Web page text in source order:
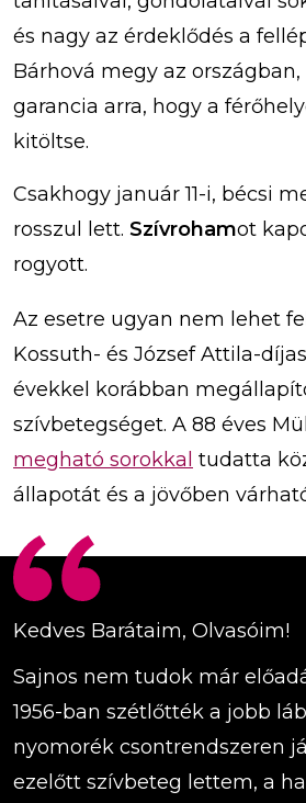
és nagy az érdeklődés a
Bárhová megy az
garancia arra, hogy a
kitöltse.
Csakhogy január 11-i, bécsi
rosszul lett. Szívrohamot
rogyott.
Az esetre ugyan nem lehet
Kossuth- és József Attila-
évekkel korábban
szívbetegséget. A 88 éves
megható sorokkal tudatta
állapotát és a jövőben
Kedves Barátaim, Olvasóim!
Sajnos nem tudok már
1956-ban szétlőtték a jobb
nyomorék csontrendszeren
ezelőtt szívbeteg lettem, a